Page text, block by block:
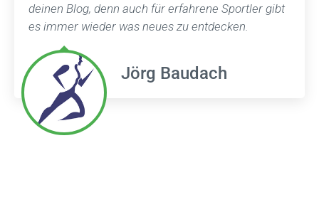
deinen Blog, denn auch für erfahrene Sportler gibt
es immer wieder was neues zu entdecken.
Jörg Baudach